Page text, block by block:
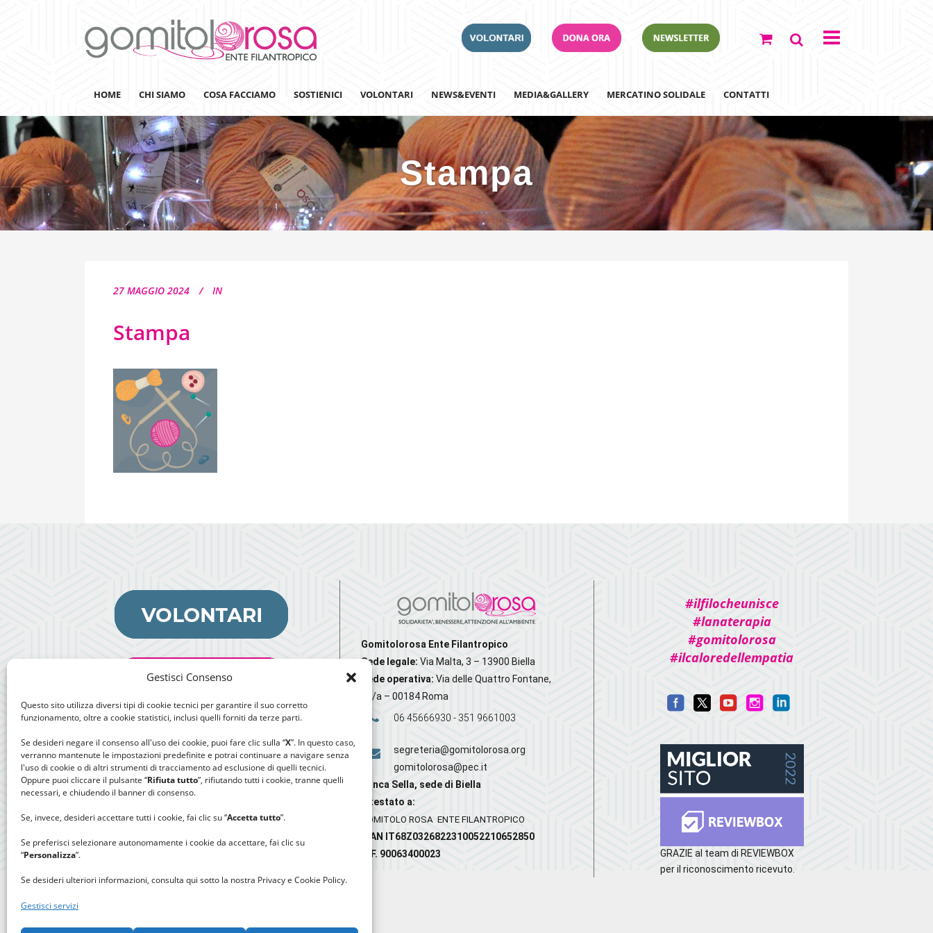
Gestisci Consenso
Questo sito utilizza diversi tipi di cookie tecnici per garantire il suo corretto
funzionamento, oltre a cookie statistici, inclusi quelli forniti da terze parti.
Se desideri negare il consenso all'uso dei cookie, puoi fare clic sulla “X”. In questo caso,
verranno mantenute le impostazioni predefinite e potrai continuare a navigare senza
l'uso di cookie o di altri strumenti di tracciamento ad esclusione di quelli tecnici.
Oppure puoi cliccare il pulsante “Rifiuta tutto”, rifiutando tutti i cookie, tranne quelli
necessari, e chiudendo il banner di consenso.
Se, invece, desideri accettare tutti i cookie, fai clic su “Accetta tutto”.
Se preferisci selezionare autonomamente i cookie da accettare, fai clic su
“Personalizza”.
Se desideri ulteriori informazioni, consulta qui sotto la nostra Privacy e Cookie Policy.
Gestisci servizi
HOME CHI SIAMO COSA FACCIAMO
Lanaterapia
Ricerca
Sensibilizzazione
SOSTIENICI
Adotta un Ospedale
Team Building
VOLONTARI NEWS&EVENTI MEDIA&GALLERY MERCATINO SOLIDALE CONTATTI
Stampa
27 MAGGIO 2024 IN
Stampa
Gomitolorosa Ente Filantropico
Sede legale: Via Malta, 3 – 13900 Biella
Sede operativa: Via delle Quattro Fontane,
20/a – 00184 Roma
06 45666930 - 351 9661003
segreteria@gomitolorosa.org
gomitolorosa@pec.it
Banca Sella, sede di Biella
Intestato a:
GOMITOLO ROSA ENTE FILANTROPICO
IBAN IT68Z0326822310052210652850
C.F. 90063400023
#ilfilocheunisce
#lanaterapia
#gomitolorosa
#ilcaloredellempatia
GRAZIE al team di REVIEWBOX
per il riconoscimento ricevuto.